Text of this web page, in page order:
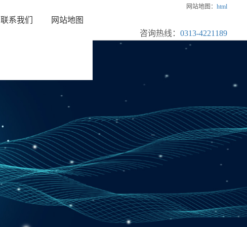
联系我们 网站地图
网站地图： html
咨询热线： 0313-4221189